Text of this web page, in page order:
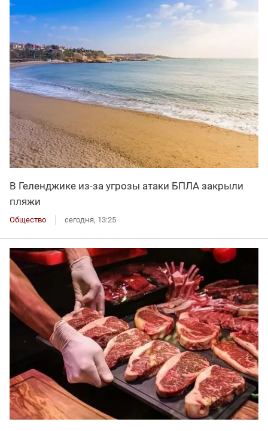
В Геленджике из-за угрозы атаки БПЛА закрыли
пляжи
Общество сегодня, 13:25